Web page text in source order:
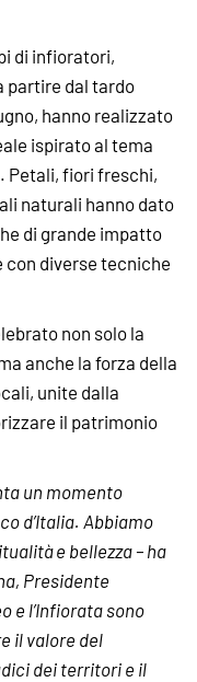
di infioratori,
partire dal tardo
hanno realizzato
ispirato al tema
Petali, fiori freschi,
naturali hanno dato
di grande impatto
con diverse tecniche
non solo la
anche la forza della
unite dalla
il patrimonio
un momento
d’Italia. Abbiamo
e bellezza – ha
Presidente
e l’Infiorata sono
il valore del
dei territori e il